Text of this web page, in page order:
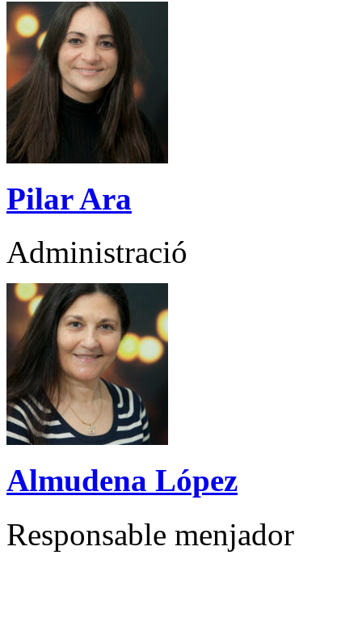
Pilar Ara
Administració
Almudena López
Responsable menjador